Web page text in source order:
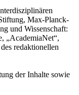
Max-Planck-
und Wissenschaft:
„AcademiaNet“,
redaktionellen
der Inhalte sowie